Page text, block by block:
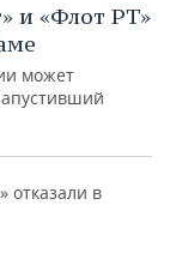
и «Флот РТ»
может